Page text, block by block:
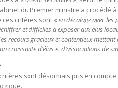
du Premier ministre a procédé
critères sont « en décalage avec les
et difficiles à exposer aux élus
recours gracieux et contentieux
croissante d’élus et d’associations de
sont désormais pris en